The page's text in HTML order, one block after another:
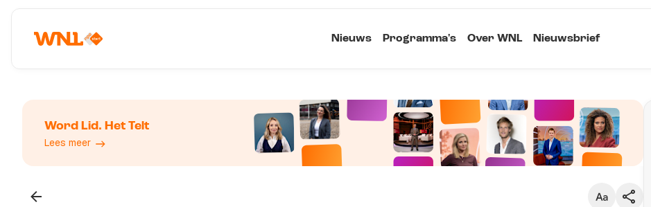
Nieuws Programma's Over WNL Nieuwsbrief
Word Lid. Het Telt
Lees meer